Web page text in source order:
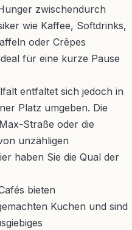
zwischendurch
wie Kaffee, Softdrinks,
oder Crêpes
für eine kurze Pause
entfaltet sich jedoch in
Platz umgeben. Die
Straße oder die
unzähligen
haben Sie die Qual der
bieten
Kuchen und sind